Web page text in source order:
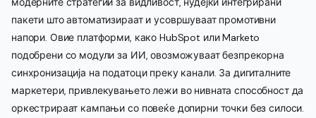
пакети што автоматизираат и усовршуваат промотивни
напори. Овие платформи, како HubSpot или Marketo
подобрени со модули за ИИ, овозможуваат безпрекорна
синхронизација на податоци преку канали. За дигиталните
маркетери, привлекувањето лежи во нивната способност да
оркестрираат кампањи со повеќе допирни точки без силоси.